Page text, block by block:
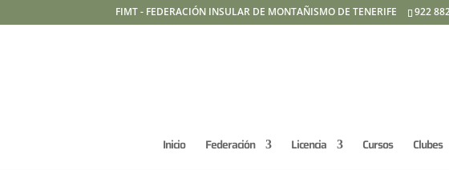
FIMT - FEDERACIÓN INSULAR DE MONTAÑISMO DE TENERIFE 922
Inicio Federación Licencia Cursos Clubes